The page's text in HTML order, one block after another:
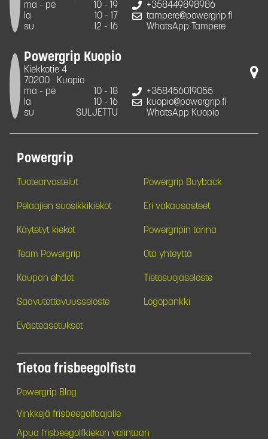
ma - pe
10 - 19
la
10 - 17
su
12 - 16
+358449898986
tampere@powergrip.fi
WhatsApp Tampere
Powergrip Kuopio
Kiekkotie 4
70200
Kuopio
ma - pe
10 - 18
la
10 - 16
su
SULJETTU
+358456019055
kuopio@powergrip.fi
WhatsApp Kuopio
Powergrip
Tuotearvostelut Powergrip Buyback
Pelaajien suosikkikiekot Eri vakausasteet
Käytetyt kiekot Powergripin tarina
Team Powergrip Ota yhteyttä
Kaupan ehdot Tietosuojaseloste
Saavutettavuusseloste Logopankki
Evästeasetukset
Tietoa frisbeegolfista
Powergrip Blog
Vinkkejä frisbeegolfaajalle
Apua frisbeegolfkiekon valintaan